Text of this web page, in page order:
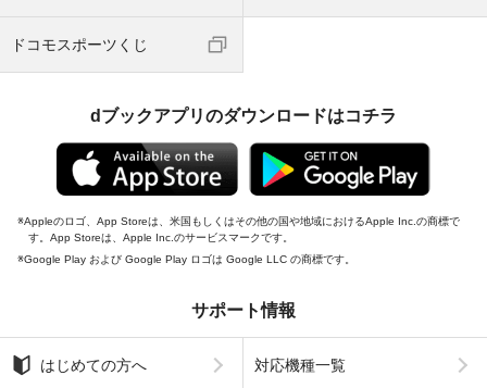
ドコモスポーツくじ
dブックアプリのダウンロードはコチラ
Appleのロゴ、App Storeは、米国もしくはその他の国や地域におけるApple Inc.の商標で
す。App Storeは、Apple Inc.のサービスマークです。
Google Play および Google Play ロゴは Google LLC の商標です。
サポート情報
はじめての方へ 対応機種一覧